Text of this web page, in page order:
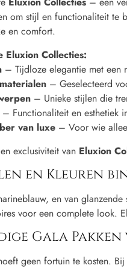
om stijl en functionaliteit te
en comfort.
Eluxion Collecties:
– Tijdloze elegantie met een
– Geselecteerd
– Unieke stijlen die
– Functionaliteit en esthetiek
van luxe – Voor wie
exclusiviteit van Eluxion
en Kleuren
en van
voor een complete look.
Gala
geen fortuin te kosten.